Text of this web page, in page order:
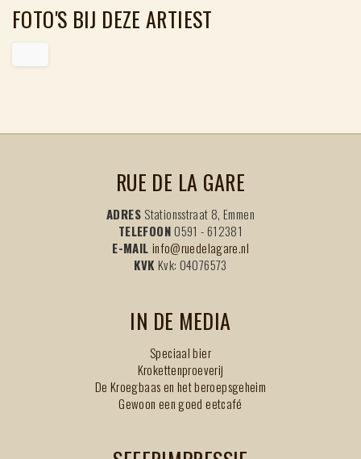
FOTO'S BIJ DEZE ARTIEST
RUE DE LA GARE
ADRES Stationsstraat 8, Emmen
TELEFOON0591 - 612381
E-MAIL info@ruedelagare.nl
KVK Kvk: 04076573
IN DE MEDIA
Speciaal bier
Krokettenproeverij
De Kroegbaas en het beroepsgeheim
Gewoon een goed eetcafé